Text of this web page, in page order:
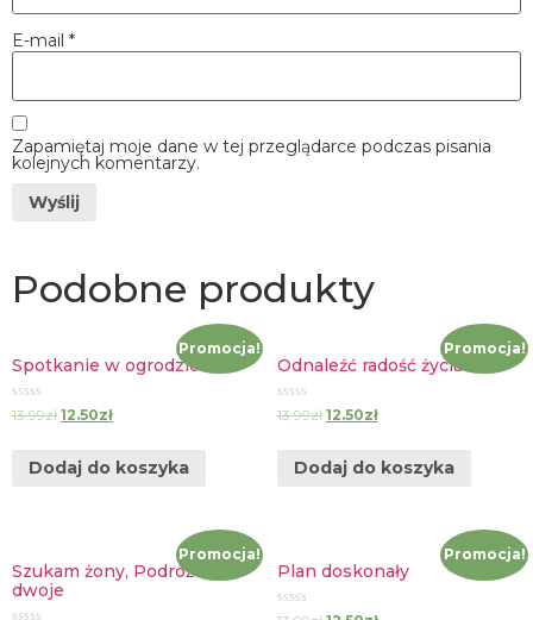
E-mail *
Zapamiętaj moje dane w tej przeglądarce podczas pisania
kolejnych komentarzy.
Podobne produkty
Promocja!
Spotkanie w ogrodzie
Oceniono
0
13.99zł 12.50zł
Dodaj do koszyka
Promocja!
Odnaleźć radość życia
Oceniono
0
13.99zł 12.50zł
Dodaj do koszyka
Promocja!
Szukam żony, Podróż we
dwoje
Promocja!
Plan doskonały